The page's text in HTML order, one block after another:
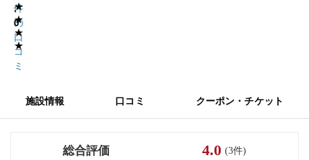
★
★
★
★
.
0
件
の
口
コ
ミ
施設情報 口コミ クーポン・チケット
総合評価 4.0 (3件)